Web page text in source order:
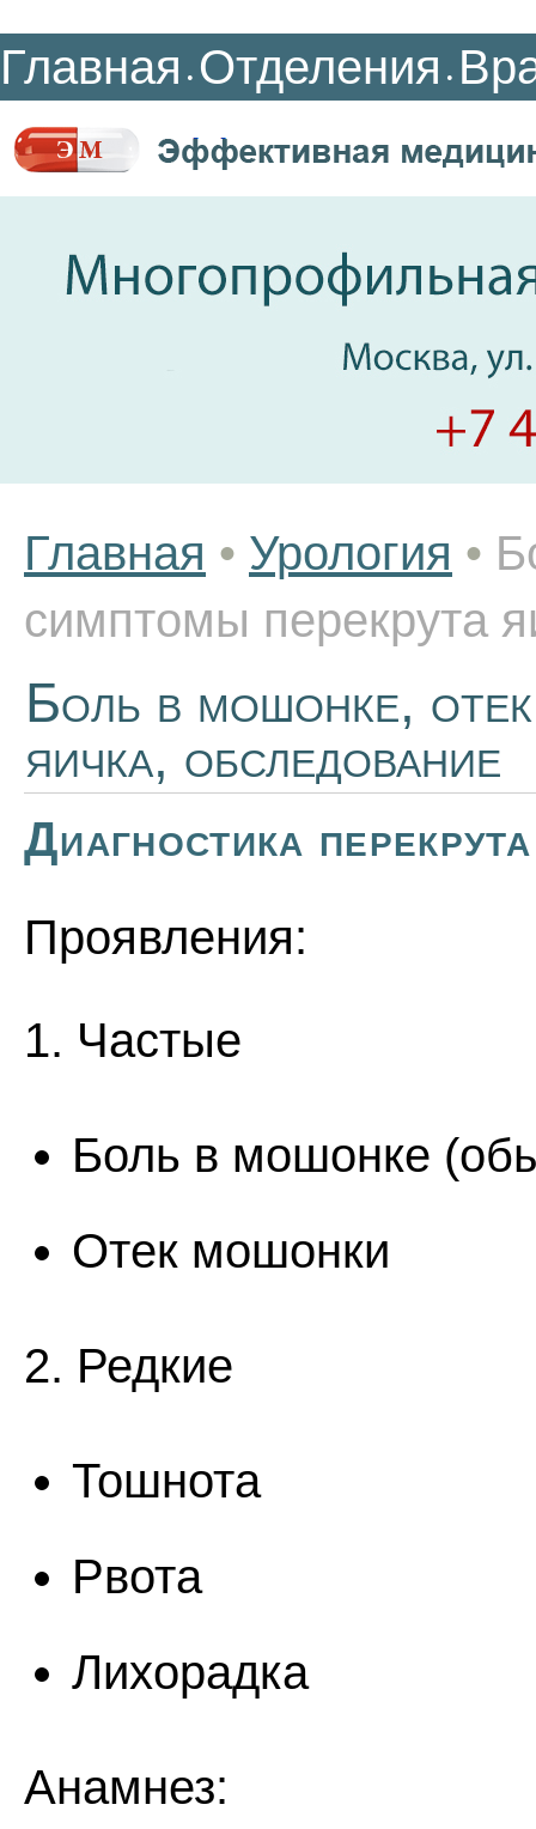
Главная • Отделения •
Главная • Урология •
симптомы перекрута
Боль в мошонке,
яичка, обследование
Диагностика
Проявления:
1. Частые
Боль в мошонке
Отек мошонки
2. Редкие
Тошнота
Рвота
Лихорадка
Анамнез: